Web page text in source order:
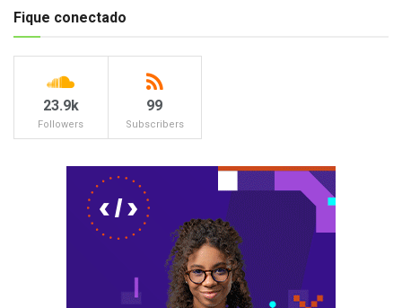
Fique conectado
23.9k
Followers
99
Subscribers